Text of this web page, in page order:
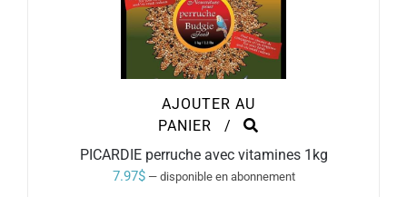
AJOUTER AU
PANIER
/
PICARDIE perruche avec vitamines 1kg
7.97$ —disponible en abonnement